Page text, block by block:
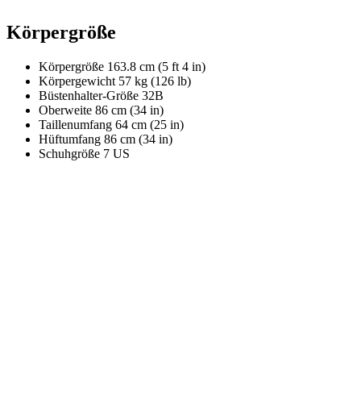
Körpergröße
Körpergröße 163.8 cm (5 ft 4 in)
Körpergewicht 57 kg (126 lb)
Büstenhalter-Größe 32B
Oberweite 86 cm (34 in)
Taillenumfang 64 cm (25 in)
Hüftumfang 86 cm (34 in)
Schuhgröße 7 US